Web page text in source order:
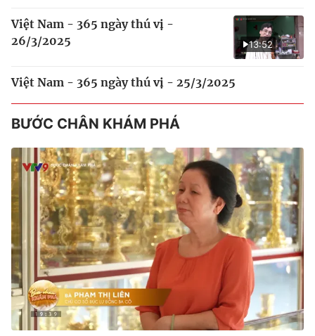
13:52
Việt Nam - 365 ngày thú vị -
26/3/2025
Việt Nam - 365 ngày thú vị - 25/3/2025
BƯỚC CHÂN KHÁM PHÁ